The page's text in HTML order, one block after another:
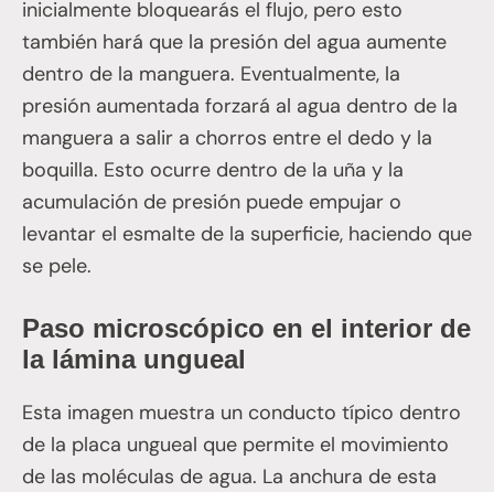
inicialmente bloquearás el flujo, pero esto
también hará que la presión del agua aumente
dentro de la manguera. Eventualmente, la
presión aumentada forzará al agua dentro de la
manguera a salir a chorros entre el dedo y la
boquilla. Esto ocurre dentro de la uña y la
acumulación de presión puede empujar o
levantar el esmalte de la superficie, haciendo que
se pele.
Paso microscópico en el interior de
la lámina ungueal
Esta imagen muestra un conducto típico dentro
de la placa ungueal que permite el movimiento
de las moléculas de agua. La anchura de esta